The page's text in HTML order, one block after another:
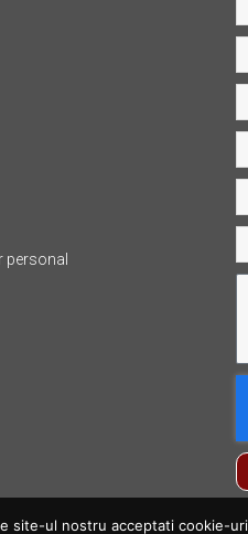
personal
ul nostru acceptati cookie-